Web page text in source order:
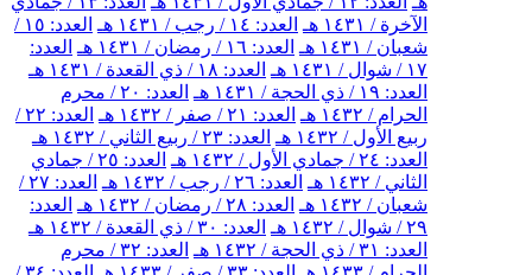
الآخرة / ١٤٣١ هـ
العدد: ١٤ / رجب / ١٤٣١ هـ
العدد: ١٥ /
شعبان / ١٤٣١ هـ
العدد: ١٦ / رمضان / ١٤٣١ هـ
العدد:
١٧ / شوال / ١٤٣١ هـ
العدد: ١٨ / ذي القعدة / ١٤٣١ هـ
العدد: ١٩ / ذي الحجة / ١٤٣١ هـ
العدد: ٢٠ / محرم
الحرام / ١٤٣٢ هـ
العدد: ٢١ / صفر / ١٤٣٢ هـ
العدد: ٢٢ /
ربيع الأول / ١٤٣٢ هـ
العدد: ٢٣ / ربيع الثاني / ١٤٣٢ هـ
العدد: ٢٤ / جمادي الأول / ١٤٣٢ هـ
العدد: ٢٥ / جمادي
الثاني / ١٤٣٢ هـ
العدد: ٢٦ / رجب / ١٤٣٢ هـ
العدد: ٢٧ /
شعبان / ١٤٣٢ هـ
العدد: ٢٨ / رمضان / ١٤٣٢ هـ
العدد:
٢٩ / شوال / ١٤٣٢ هـ
العدد: ٣٠ / ذي القعدة / ١٤٣٢ هـ
العدد: ٣١ / ذي الحجة / ١٤٣٢ هـ
العدد: ٣٢ / محرم